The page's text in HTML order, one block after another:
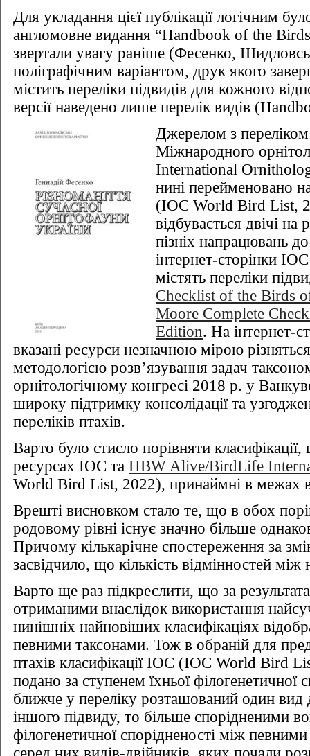
Для укладання цієї публікації логічним
англомовне видання “Handbook of the
звертали увагу раніше (Фесенко,
поліграфічним варіантом, друк якого
містить переліки підвидів для кожного
версії наведено лише перелік видів
Джерелом з переліком
Міжнародного
International
нині перейменовано
(IOC World Bird List,
відбувається двічі
пізніх напрацювань
інтернет-сторінки
містять переліки
Checklist of the Birds
Moore Complete
Edition. На інтернет-
вказані ресурси незначною мірою
методологією розв’язування задач
орнітологічному конгресі 2018 р. у
широку підтримку консолідації та
переліків птахів.
Варто було стисло порівняти
ресурсах IOC та HBW Alive/BirdLife
World Bird List, 2022), принаймні в межах
Врешті висновком стало те, що в обох
родовому рівні існує значно більше
Причому кількарічне спостереження за
засвідчило, що кількість відмінностей
Варто ще раз підкреслити, що за
отриманими внаслідок використання
нинішніх найновіших класифікаціях
певними таксонами. Тож в обраній для
птахів класифікації IOC (IOC World Bird
подано за ступенем їхньої
ближче у переліку розташований один
іншого підвиду, то більше спорідненими
філогенетичної спорідненості між